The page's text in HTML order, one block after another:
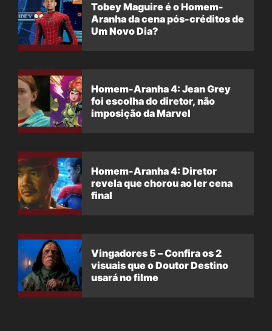
Tobey Maguire é o Homem-
Aranha da cena pós-créditos de
Um Novo Dia?
Homem-Aranha 4: Jean Grey
foi escolha do diretor, não
imposição da Marvel
Homem-Aranha 4: Diretor
revela que chorou ao ler cena
final
Vingadores 5 – Confira os 2
visuais que o Doutor Destino
usará no filme